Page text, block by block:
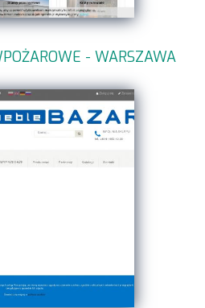
- WARSZAWA